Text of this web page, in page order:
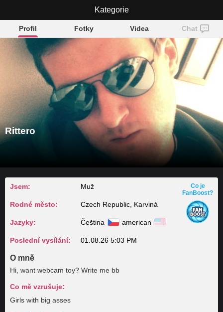
Rittero
Profil Fotky Videa Chat
Rittero
Jsem: Muž
Rodné město: Czech Republic, Karviná
Jazyky: Čeština american
Poslední vysílání: 01.08.26 5:03 PM
Co je
FanBoost?
O mně
Hi, want webcam toy? Write me bb
Co mě vzrušuje:
Girls with big asses
Kategorie